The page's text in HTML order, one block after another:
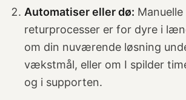
Automatiser eller dø: Manuelle
returprocesser er for dyre i
om din nuværende løsning
vækstmål, eller om I spilder
og i supporten.